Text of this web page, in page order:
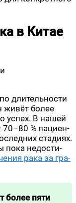
в Китае
дли­тель­но­сти
живёт более
успех. В нашей
70–80 % паци­ен­
ста­ди­ях.
пока недо­сти­
рака за гра­
более пяти